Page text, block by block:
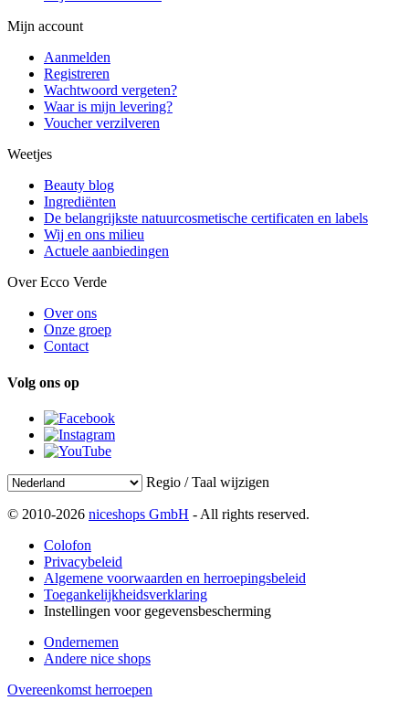
Mijn account
Aanmelden
Registreren
Wachtwoord vergeten?
Waar is mijn levering?
Voucher verzilveren
Weetjes
Beauty blog
Ingrediënten
De belangrijkste natuurcosmetische certificaten en labels
Wij en ons milieu
Actuele aanbiedingen
Over Ecco Verde
Over ons
Onze groep
Contact
Volg ons op
Regio / Taal wijzigen
© 2010-2026 niceshops GmbH - All rights reserved.
Colofon
Privacybeleid
Algemene voorwaarden en herroepingsbeleid
Toegankelijkheidsverklaring
Instellingen voor gegevensbescherming
Ondernemen
Andere nice shops
Overeenkomst herroepen